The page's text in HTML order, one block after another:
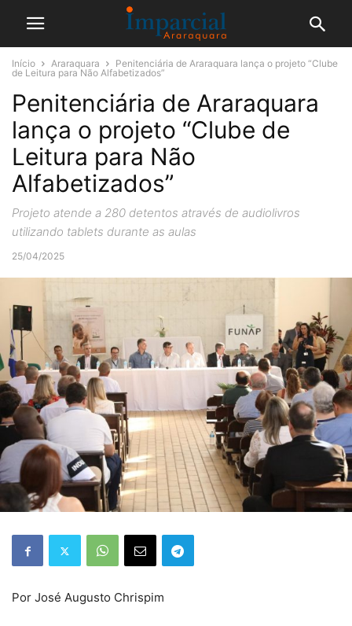
Início Araraquara
Penitenciária de Araraquara lança o projeto “Clube
de Leitura para Não Alfabetizados”
Penitenciária de Araraquara
lança o projeto “Clube de
Leitura para Não
Alfabetizados”
Projeto atende a 280 detentos através de audiolivros
utilizando tablets durante as aulas
25/04/2025
Por José Augusto Chrispim